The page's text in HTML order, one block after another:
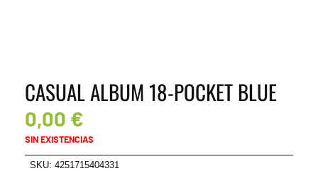
CASUAL ALBUM 18-POCKET BLUE
0,00 €
SIN EXISTENCIAS
SKU: 4251715404331